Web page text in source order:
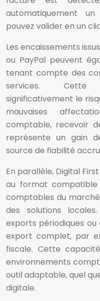
automatiquement
pouvez valider en un
Les encaissements
ou PayPal peuvent
tenant compte des
services. Cette
significativement le
mauvaises
comptable, recevoir
représente un gain
source de fiabilité
En parallèle, Digital
au format compatible
comptables du
des solutions
exports périodiques
export complet, par
fiscale. Cette
environnements
outil adaptable, quel
digitale.